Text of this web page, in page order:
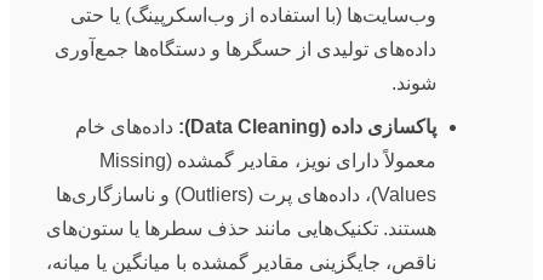
وب‌سایت‌ها (با استفاده از وب‌اسکرپینگ) یا حتی
داده‌های تولیدی از حسگرها و دستگاه‌ها جمع‌آوری
شوند.
پاکسازی داده (Data Cleaning):
داده‌های خام
معمولاً دارای نویز، مقادیر گمشده (Missing
Values)، داده‌های پرت (Outliers) و ناسازگاری‌ها
هستند. تکنیک‌هایی مانند حذف سطرها یا ستون‌های
ناقص، جایگزینی مقادیر گمشده با میانگین یا میانه،